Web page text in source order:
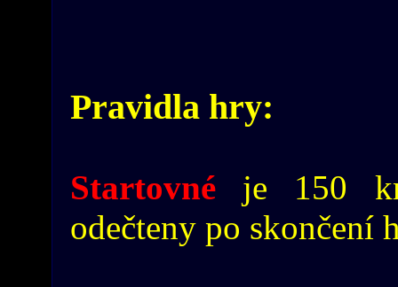
Pravidla hry:
Startovné je 150
odečteny po skončení